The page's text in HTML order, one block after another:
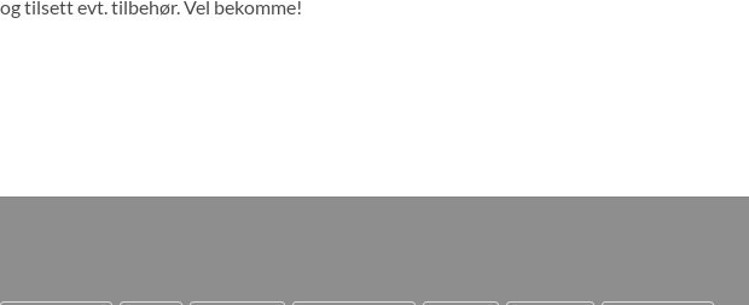
tilsett evt. tilbehør. Vel bekomme!